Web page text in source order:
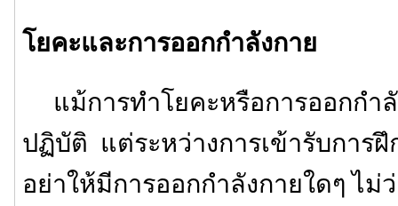
โยคะและการออกกำลังกาย
แม้การทำโยคะหรือการออกกำ
ปฏิบัติ แต่ระหว่างการเข้ารับการ
อย่าให้มีการออกกำลังกายใดๆ ไม่